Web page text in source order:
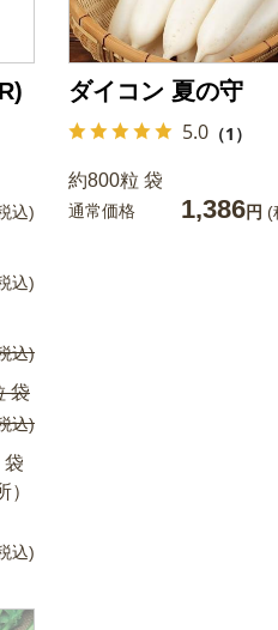
込)
込)
込)
袋
込)
袋
込)
ダイコン 夏の守
5.0 （1）
約800粒 袋
通常価格 1,386円 (